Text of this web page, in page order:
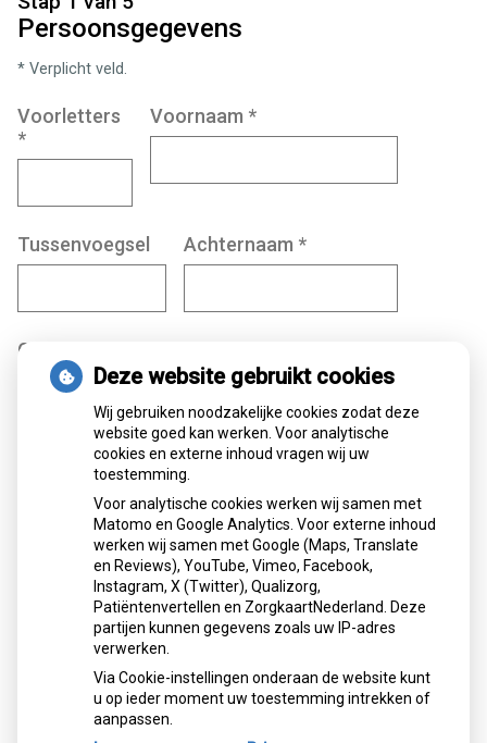
Persoonsgegevens
* Verplicht veld.
Voorletters
*
Voornaam *
Tussenvoegsel Achternaam *
Geboortedatum
Maand Jaar
Vrouw
Anders
Volgende
Deze website gebruikt cookies
Wij gebruiken noodzakelijke cookies zodat deze
website goed kan werken. Voor analytische
cookies en externe inhoud vragen wij uw
toestemming.
Voor analytische cookies werken wij samen met
Matomo en Google Analytics. Voor externe inhoud
werken wij samen met Google (Maps, Translate
en Reviews), YouTube, Vimeo, Facebook,
Instagram, X (Twitter), Qualizorg,
Patiëntenvertellen en ZorgkaartNederland. Deze
partijen kunnen gegevens zoals uw IP-adres
verwerken.
Via Cookie-instellingen onderaan de website kunt
u op ieder moment uw toestemming intrekken of
aanpassen.